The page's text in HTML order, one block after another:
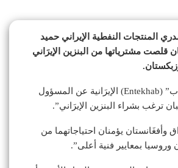
المنتجات النفطية الإيراني حميد
قلصت مشترياتها من البنزين الإيرَاني
ونقلت صحيفة “إنتخاب” (Entekhab) الإيرَانية عن المسؤول
ترغب بشراء البنزين الإيرَاني”.
وأفغَانستان يؤمنان احتياجاتهما من
وروسيا بمعايير فنية أعلى”.